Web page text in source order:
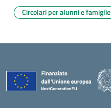
Circolari per alunni e famiglie